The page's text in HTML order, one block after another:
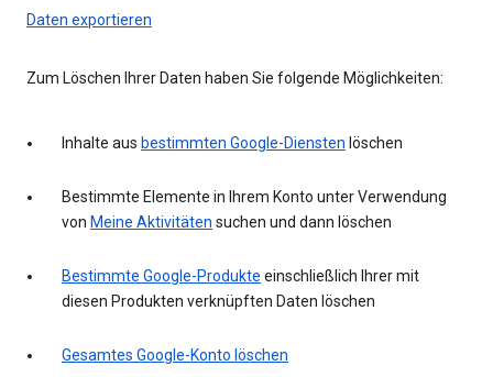
Daten exportieren
Zum Löschen Ihrer Daten haben Sie folgende Möglichkeiten:
Inhalte aus bestimmten Google-Diensten löschen
Bestimmte Elemente in Ihrem Konto unter Verwendung
von Meine Aktivitäten suchen und dann löschen
Bestimmte Google-Produkte einschließlich Ihrer mit
diesen Produkten verknüpften Daten löschen
Gesamtes Google-Konto löschen